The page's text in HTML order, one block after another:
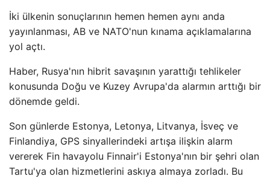
İki ülkenin sonuçlarının hemen hemen aynı anda
yayınlanması, AB ve NATO'nun kınama açıklamalarına
yol açtı.
Haber, Rusya'nın hibrit savaşının yarattığı tehlikeler
konusunda Doğu ve Kuzey Avrupa'da alarmın arttığı bir
dönemde geldi.
Son günlerde Estonya, Letonya, Litvanya, İsveç ve
Finlandiya, GPS sinyallerindeki artışa ilişkin alarm
vererek Fin havayolu Finnair'i Estonya'nın bir şehri olan
Tartu'ya olan hizmetlerini askıya almaya zorladı. Bu